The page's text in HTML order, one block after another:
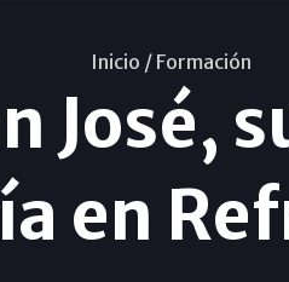
Inicio / Formación
José,
en